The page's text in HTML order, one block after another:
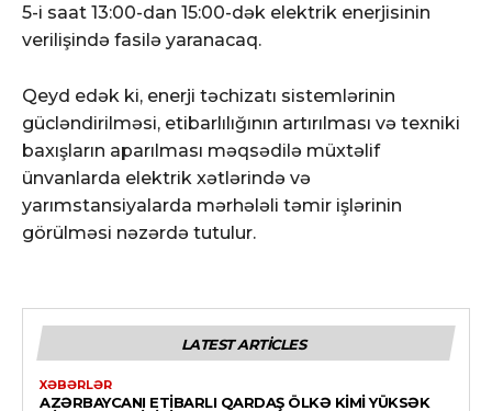
5-i saat 13:00-dan 15:00-dək elektrik enerjisinin
verilişində fasilə yaranacaq.
Qeyd edək ki, enerji təchizatı sistemlərinin
gücləndirilməsi, etibarlılığının artırılması və texniki
baxışların aparılması məqsədilə müxtəlif
ünvanlarda elektrik xətlərində və
yarımstansiyalarda mərhələli təmir işlərinin
görülməsi nəzərdə tutulur.
LATEST ARTICLES
XƏBƏRLƏR
AZƏRBAYCANI ETIBARLI QARDAŞ ÖLKƏ KIMI YÜKSƏK